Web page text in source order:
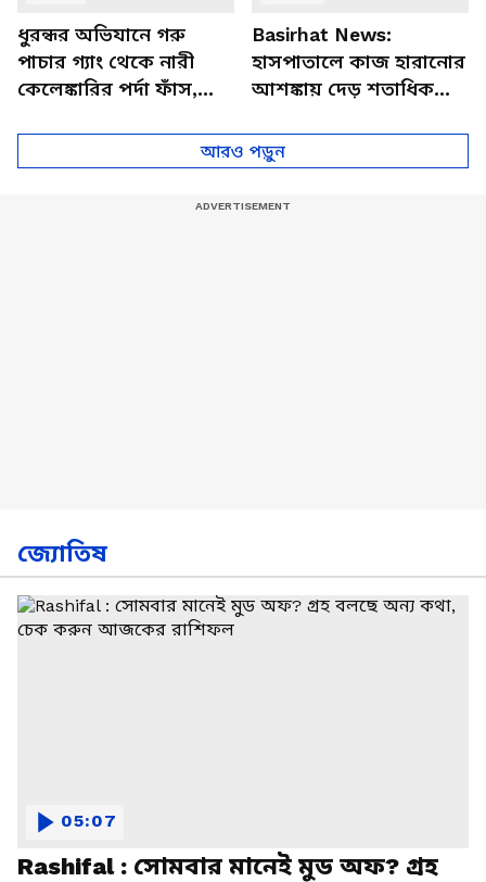
ধুরন্ধর অভিযানে গরু
পাচার গ্যাং থেকে নারী
কেলেঙ্কারির পর্দা ফাঁস,
Basirhat News:
হাসপাতালে কাজ হারানোর
আশঙ্কায় দেড় শতাধিক
দিদিরা চরম সঙ্কটে
আরও পড়ুন
জ্যোতিষ
Rashifal : সোমবার মানেই মুড অফ? গ্রহ
05:07